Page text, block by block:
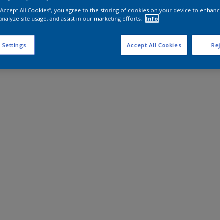
All Cookies”, you agree to the storing of cookies on your device to
site usage, and assist in our marketing efforts.
Info
Settings Accept All Cookies